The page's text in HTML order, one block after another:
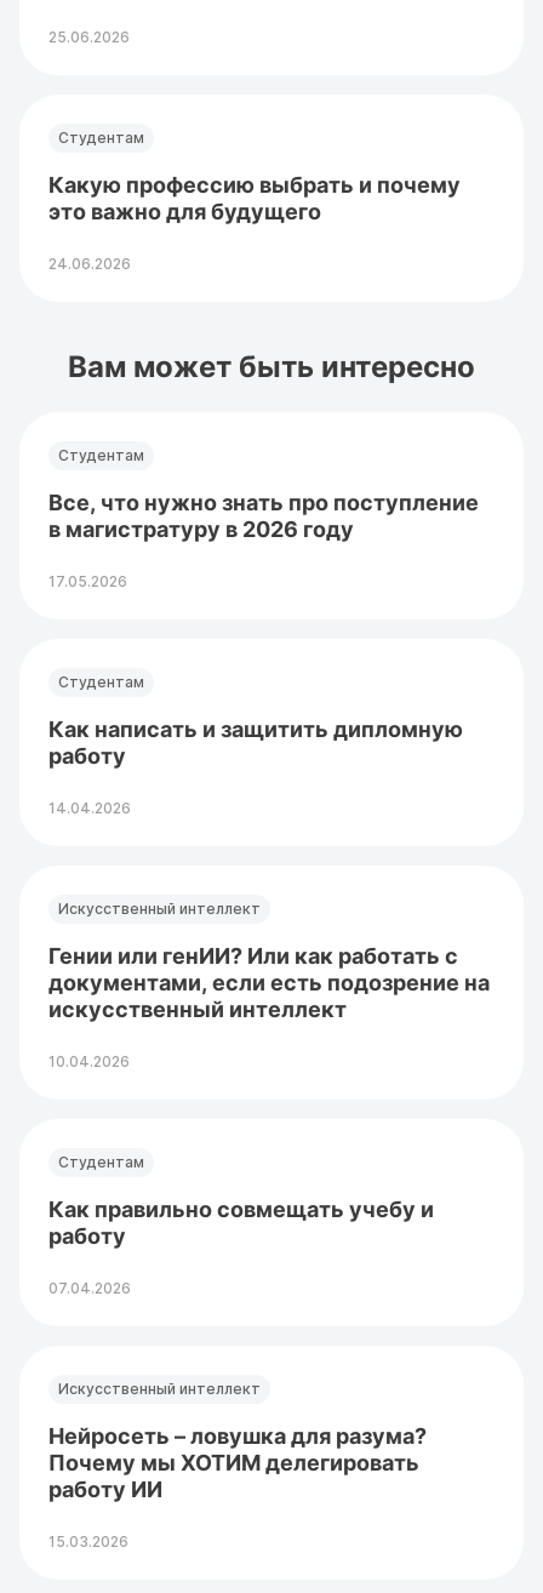
25.06.2026
Студентам
Какую профессию выбрать и почему
это важно для будущего
24.06.2026
Вам может быть интересно
Студентам
Все, что нужно знать про поступление
в магистратуру в 2026 году
17.05.2026
Студентам
Как написать и защитить дипломную
работу
14.04.2026
Искусственный интеллект
Гении или генИИ? Или как работать с
документами, если есть подозрение на
искусственный интеллект
10.04.2026
Студентам
Как правильно совмещать учебу и
работу
07.04.2026
Искусственный интеллект
Нейросеть – ловушка для разума?
Почему мы ХОТИМ делегировать
работу ИИ
15.03.2026